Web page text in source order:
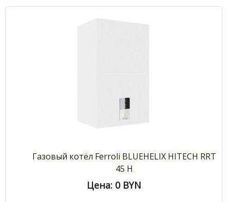
Газовый котёл Ferroli BLUEHELIX HITECH RRT
45 H
Цена: 0 BYN